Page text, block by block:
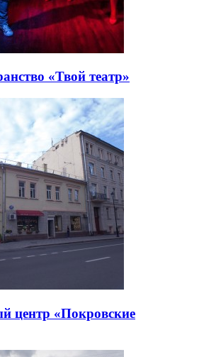
«Твой театр»
центр «Покровские